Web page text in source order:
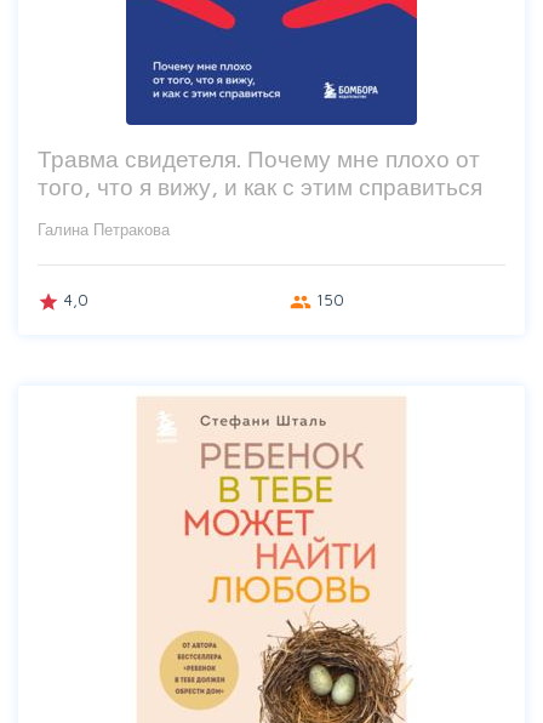
Травма свидетеля. Почему мне плохо от
того, что я вижу, и как с этим справиться
Галина Петракова
grade 4,0 group 150